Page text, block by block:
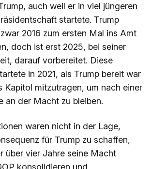
auch weil er in viel jüngeren
startete. Trump
2016 zum ersten Mal ins Amt
doch ist erst 2025, bei seiner
darauf vorbereitet. Diese
in 2021, als Trump bereit war
Kapitol mitzutragen, um nach einer
an der Macht zu bleiben.
waren nicht in der Lage,
für Trump zu schaffen,
über vier Jahre seine Macht
konsolidieren und